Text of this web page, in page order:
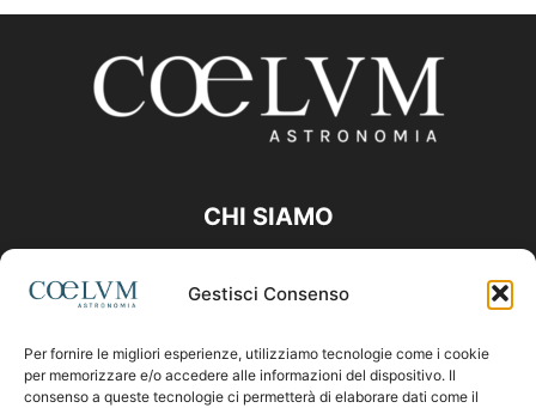
Gestisci Consenso
Per fornire le migliori esperienze, utilizziamo tecnologie come i cookie
per memorizzare e/o accedere alle informazioni del dispositivo. Il
consenso a queste tecnologie ci permetterà di elaborare dati come il
CHI SIAMO
Contattaci:coelumastro@coelum.com
SEGUICI